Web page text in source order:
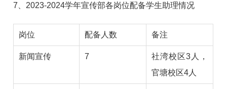
7、2023-2024学年宣传部各岗位配备学生助理情况
岗位 配备人数 备注
新闻宣传 7
社湾校区3人，
官塘校区4人